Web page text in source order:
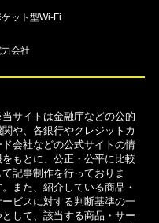
グ！人気ツールや口
比較ランキング【2
ーン・キャッシュバ
ット型Wi-Fi
力会社
サイトは金融庁などの公的
関や、各銀行やクレジットカ
ド会社などの公式サイトの情
をもとに、公正・公平に比較
て記事制作を行っておりま
。また、紹介している商品・
ービスに対する判断基準の一
として、該当する商品・サー